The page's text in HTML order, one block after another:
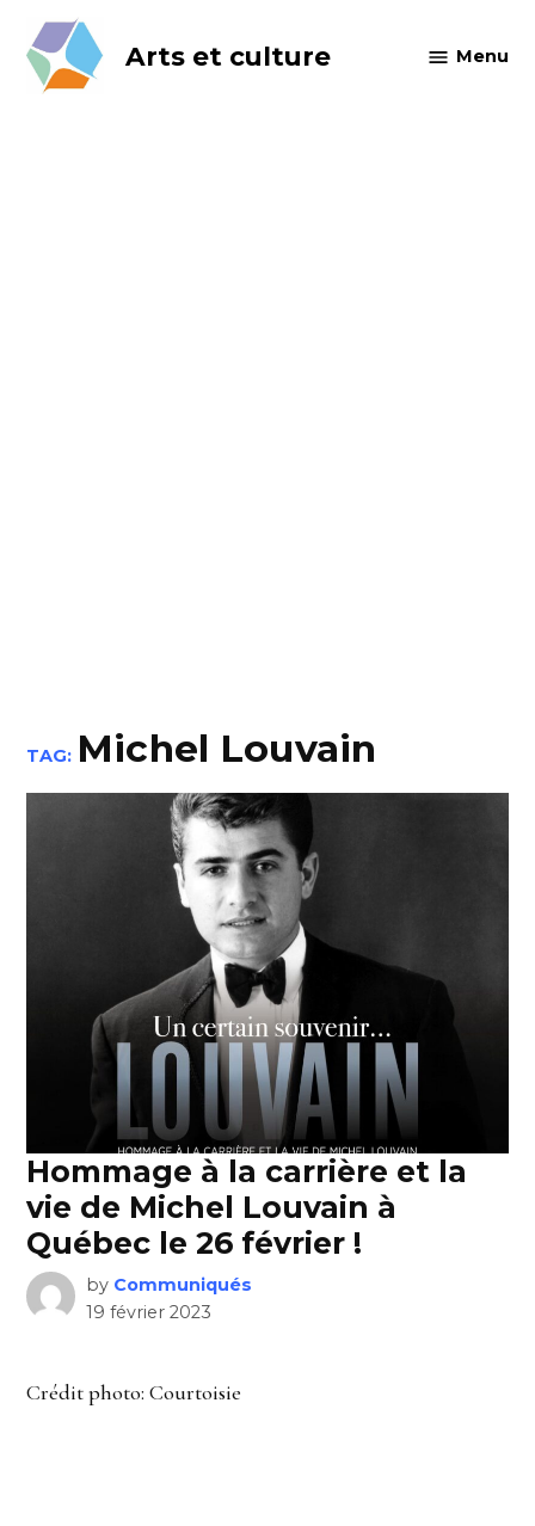
content
Arts et culture Menu
TAG: Michel Louvain
Hommage à la carrière et la
vie de Michel Louvain à
Québec le 26 février !
by Communiqués
19 février 2023
Crédit photo: Courtoisie